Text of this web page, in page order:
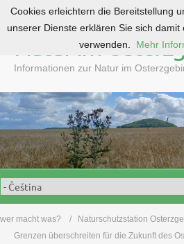
o
c
o
n
e
n
Natur im
Informationen zur Natur im
wer macht was?
Naturschutzstation
Grenzen überschreiten für die Zukunft des
Cookies erleichtern die Bereitstellung
unserer Dienste erklären Sie sich
verwenden.
Mehr